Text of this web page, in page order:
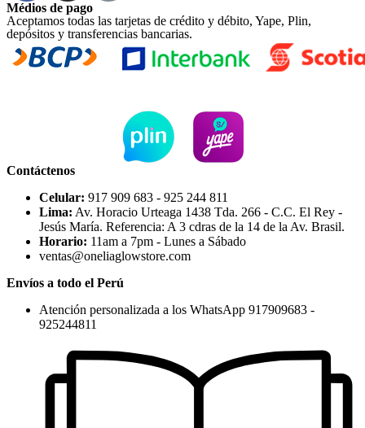
Médios de pago
Aceptamos todas las tarjetas de crédito y débito, Yape, Plin,
depósitos y transferencias bancarias.
Contáctenos
Celular: 917 909 683 - 925 244 811
Lima: Av. Horacio Urteaga 1438 Tda. 266 - C.C. El Rey -
Jesús María. Referencia: A 3 cdras de la 14 de la Av. Brasil.
Horario: 11am a 7pm - Lunes a Sábado
ventas@oneliaglowstore.com
Envíos a todo el Perú
Atención personalizada a los WhatsApp 917909683 -
925244811